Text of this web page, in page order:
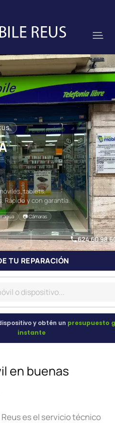
tablets,
Rápido y con garantía.
agua 📷 Cámaras
624 60 98
TU REPARACIÓN
y obtén un presupuesto
instante
en buenas
es el servicio técnico